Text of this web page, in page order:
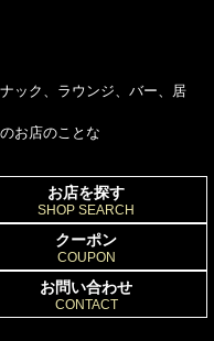
ック、ラウンジ、バー、居
お店のことな
お店を探す
SHOP SEARCH
クーポン
COUPON
お問い合わせ
CONTACT